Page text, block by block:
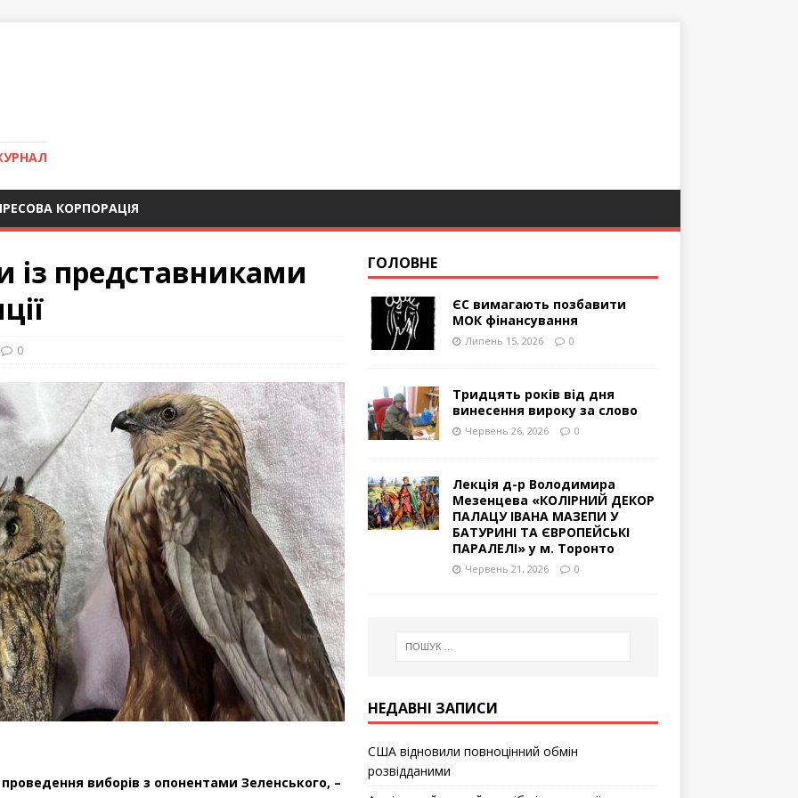
КОРПОРАЦІЯ
із представниками
0
виборів з опонентами Зеленського, –
ГОЛОВНЕ
ЄС вимагають позбавити
МОК фінансування
Липень 15, 2026 0
Тридцять років від дня
винесення вироку за слово
Червень 26, 2026 0
Лекція д-р Володимира
Мезенцева «КОЛІРНИЙ ДЕКОР
ПАЛАЦУ ІВАНА МАЗЕПИ У
БАТУРИНІ ТА ЄВРОПЕЙСЬКІ
ПАРАЛЕЛІ» у м. Торонто
Червень 21, 2026 0
НЕДАВНІ ЗАПИСИ
США відновили повноцінний обмін
розвідданими